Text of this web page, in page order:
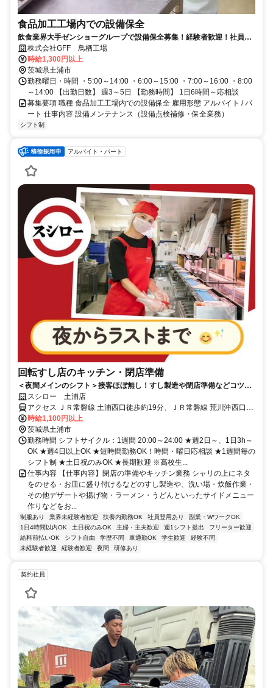
食品加工工場内での設備保全
飲食業界大手ゼンショーグループで設備保全募集！経験者歓迎！社員登
用制度あり☆
株式会社GFF 鳥栖工場
時給1,300円以上
茨城県土浦市
勤務曜日・時間 ・5:00～14:00 ・6:00～15:00 ・7:00～16:00 ・8:00
～14:00 【出勤日数】 週3～5日 【勤務時間】 1日6時間～応相談
募集要項 職種 食品加工工場内での設備保全 雇用形態 アルバイト / パ
ート 仕事内容 設備メンテナンス（設備点検補修・保全業務）
シフト制
アルバイト・パート
回転すし店のキッチン・閉店準備
＜夜間メインのシフト＞接客ほぼ無し！すし製造や閉店準備などコツコ
ツ働ける
スシロー 土浦店
アクセス ＪＲ常磐線 土浦西口徒歩約19分、ＪＲ常磐線 荒川沖西口徒
歩約82分、ＪＲ常磐線 神立西口徒歩約90分
時給1,100円以上
茨城県土浦市
勤務時間 シフトサイクル：1週間 20:00～24:00 ★週2日～、1日3h～
OK ★週4日以上OK ★短時間勤務OK！時間・曜日応相談 ★1週間毎の
シフト制 ★土日祝のみOK ★長期歓迎 ※高校生...
仕事内容 【仕事内容】閉店の準備やキッチン業務 シャリの上にネタ
をのせる・お皿に盛り付けるなどのすし製造や、洗い場・炊飯作業・
その他デザートや揚げ物・ラーメン・うどんといったサイドメニュー
作りなどをお...
制服あり 業界未経験者歓迎 扶養内勤務OK 社員登用あり
副業・WワークOK
1日4時間以内OK
土日祝のみOK 主婦・主夫歓迎 週1シフト提出
フリーター歓迎
給料前払いOK
シフト自由 学歴不問 車通勤OK 学生歓迎
経験不問
未経験者歓迎
経験者歓迎 夜間 研修あり
契約社員